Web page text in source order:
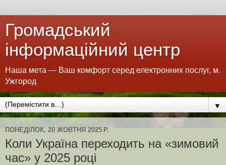
Громадський
інформаційний центр
Наша мета — Ваш комфорт серед електронних послуг, м.
Ужгород
▼
ПОНЕДІЛОК, 20 ЖОВТНЯ 2025 Р.
Коли Україна переходить на «зимовий
час» у 2025 році